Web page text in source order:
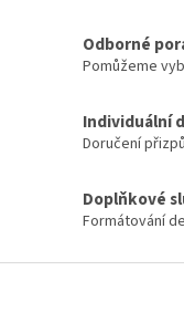
Odborné
Pomůžeme
Individuální
Doručení
Doplňkové
Formátování